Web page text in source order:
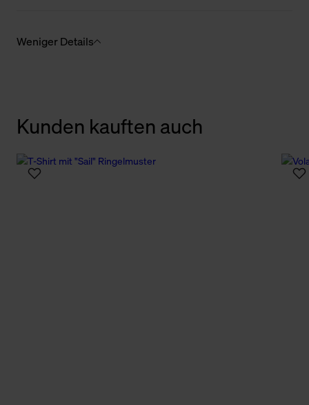
Weniger Details
Kunden kauften auch